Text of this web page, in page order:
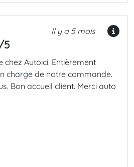
Il y a 5 mois
5
chez Autoici. Entièrement
charge de notre commande.
Bon accueil client. Merci auto